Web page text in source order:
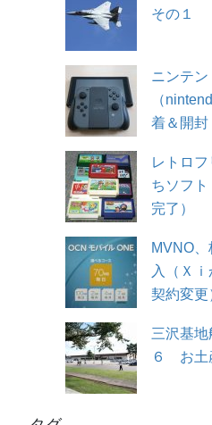
その１
ニンテ
（
着＆開封
レトロ
ちソフ
完了）
MVNO
入（Ｘ
契約変更
三沢基地
６ お土